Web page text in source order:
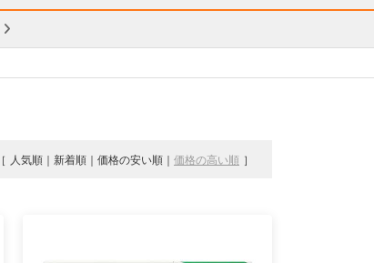
人気順 新着順 価格の安い順 価格の高い順